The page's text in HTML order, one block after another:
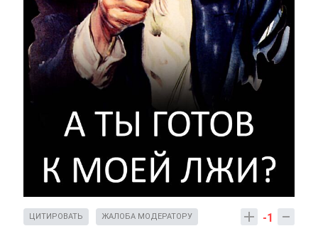
-1
ЦИТИРОВАТЬ ЖАЛОБА МОДЕРАТОРУ